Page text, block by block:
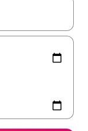
flèches vers le